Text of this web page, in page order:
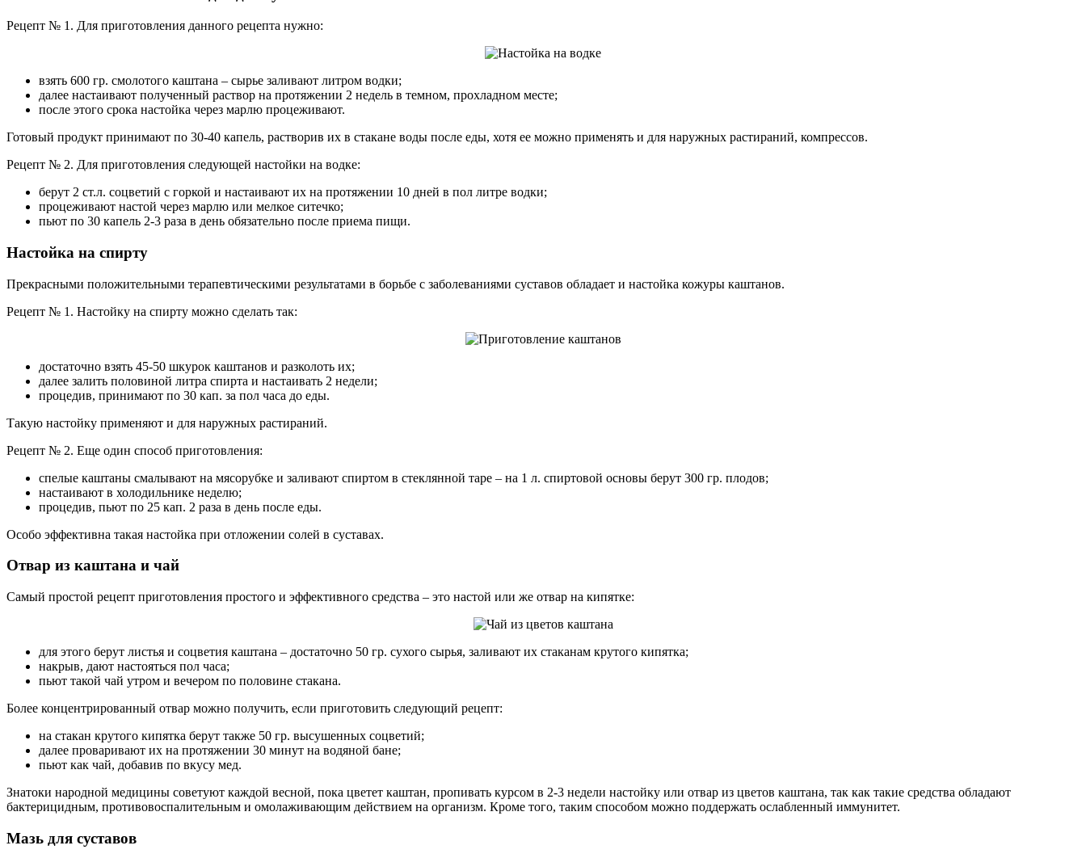
Рецепт № 1. Для приготовления данного рецепта нужно:
взять 600 гр. смолотого каштана – сырье заливают литром водки;
далее настаивают полученный раствор на протяжении 2 недель в темном, прохладном месте;
после этого срока настойка через марлю процеживают.
Готовый продукт принимают по 30-40 капель, растворив их в стакане воды после еды, хотя ее можно применять и для наружных растираний, компрессов.
Рецепт № 2. Для приготовления следующей настойки на водке:
берут 2 ст.л. соцветий с горкой и настаивают их на протяжении 10 дней в пол литре водки;
процеживают настой через марлю или мелкое ситечко;
пьют по 30 капель 2-3 раза в день обязательно после приема пищи.
Настойка на спирту
Прекрасными положительными терапевтическими результатами в борьбе с заболеваниями суставов обладает и настойка кожуры каштанов.
Рецепт № 1. Настойку на спирту можно сделать так:
достаточно взять 45-50 шкурок каштанов и разколоть их;
далее залить половиной литра спирта и настаивать 2 недели;
процедив, принимают по 30 кап. за пол часа до еды.
Такую настойку применяют и для наружных растираний.
Рецепт № 2. Еще один способ приготовления:
спелые каштаны смалывают на мясорубке и заливают спиртом в стеклянной таре – на 1 л. спиртовой основы берут 300 гр. плодов;
настаивают в холодильнике неделю;
процедив, пьют по 25 кап. 2 раза в день после еды.
Особо эффективна такая настойка при отложении солей в суставах.
Отвар из каштана и чай
Самый простой рецепт приготовления простого и эффективного средства – это настой или же отвар на кипятке:
для этого берут листья и соцветия каштана – достаточно 50 гр. сухого сырья, заливают их стаканам крутого кипятка;
накрыв, дают настояться пол часа;
пьют такой чай утром и вечером по половине стакана.
Более концентрированный отвар можно получить, если приготовить следующий рецепт:
на стакан крутого кипятка берут также 50 гр. высушенных соцветий;
далее проваривают их на протяжении 30 минут на водяной бане;
пьют как чай, добавив по вкусу мед.
Знатоки народной медицины советуют каждой весной, пока цветет каштан, пропивать курсом в 2-3 недели настойку или отвар из цветов каштана, так как такие средства обладают
бактерицидным, противовоспалительным и омолаживающим действием на организм. Кроме того, таким способом можно поддержать ослабленный иммунитет.
Мазь для суставов